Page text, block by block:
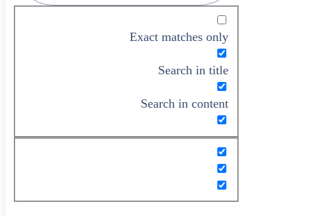
Exact matches only
Search in title
Search in content